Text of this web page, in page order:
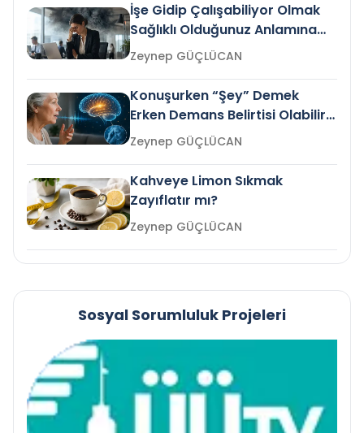
İşe Gidip Çalışabiliyor Olmak
Sağlıklı Olduğunuz Anlamına
Gelir mi?Zeynep GÜÇLÜCAN
Konuşurken “Şey” Demek
Erken Demans Belirtisi Olabilir
mi?
Zeynep GÜÇLÜCAN
Kahveye Limon Sıkmak
Zayıflatır mı?
Zeynep GÜÇLÜCAN
Sosyal Sorumluluk Projeleri